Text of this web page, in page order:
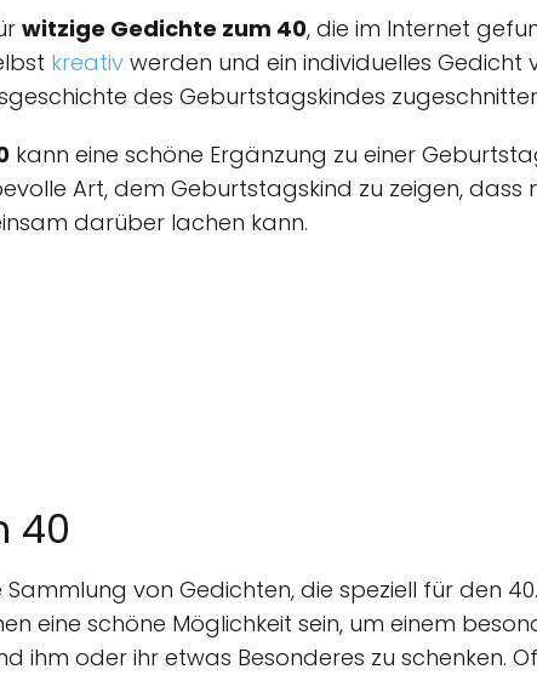
witzige Gedichte zum 40, die im Internet
kreativ werden und ein individuelles Gedicht
des Geburtstagskindes
kann eine schöne Ergänzung zu einer
Art, dem Geburtstagskind zu zeigen, dass
darüber lachen kann.
40
Sammlung von Gedichten, die speziell für den
eine schöne Möglichkeit sein, um einem
ihm oder ihr etwas Besonderes zu schenken.